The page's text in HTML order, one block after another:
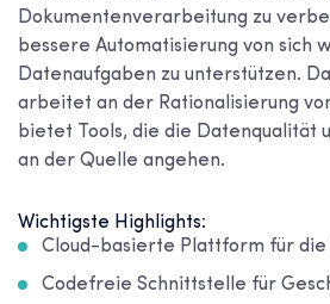
Dokumentenverarbeitung zu
bessere Automatisierung von sich
Datenaufgaben zu unterstützen.
arbeitet an der Rationalisierung
bietet Tools, die die Datenqualität
an der Quelle angehen.
Wichtigste Highlights:
Cloud-basierte Plattform für
Codefreie Schnittstelle für